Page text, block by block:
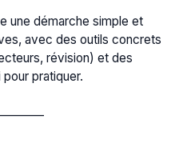
une démarche simple et
avec des outils concrets
révision) et des
pratiquer.